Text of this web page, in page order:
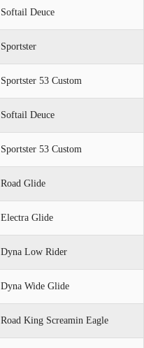
Softail Deuce
Sportster
Sportster 53 Custom
Softail Deuce
Sportster 53 Custom
Road Glide
Electra Glide
Dyna Low Rider
Dyna Wide Glide
Road King Screamin Eagle